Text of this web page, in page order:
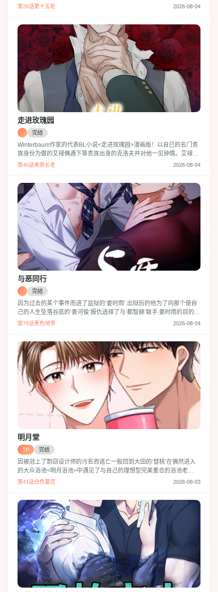
斯。进入了政界和背后世界的巨大势力-海莱伊斯所在集团的海洛，成功
运将会是如何？！
第26话第十五轮 2026-08-04
走进玫瑰园
完结
Winterbaum作家的代表BL小说<走进玫瑰园>漫画版！以自已的名门贵
族身份为傲的艾禄偶遇下等贵族出身的克洛夫并对他一见钟情。艾禄不
在乎身份差距、不在乎财力、甚至不在乎克洛夫与自已同为alpha的禁
毫不手软地向他实施了报复。艾禄起初还曾尝试过挣扎抵抗，但后来也
渐
第40话美男长老 2026-08-04
与恶同行
完结
因为过去的某个事件而进了监狱的‘姜时雨’.出狱后的他为了向那个使自
己的人生坠落谷底的‘姜河俊’报仇选择了与‘都智赫’联手.姜时雨的目的只
有一个.‘让姜河俊也同样的感受到自己的心情’但是姜时雨越想要憎恨姜
了崩溃的边缘…!为了拯救自己因为坏人的背叛而被毁掉的人生才开始的
复仇.他
第78话黑色地带 2026-08-04
明月堂
TP 完结
因被冠上了剽窃设计师的污名而逃亡一般回到大田的‘彗桃’在偶然进入
的大众浴池<明月浴池>中遇见了与自己的理想型完美重合的浴池老
板‘玧济’.可是玧济却意外地一直主动接近彗桃,终于两人趁着酒意度过了
第41话白色墓宫 2026-08-03